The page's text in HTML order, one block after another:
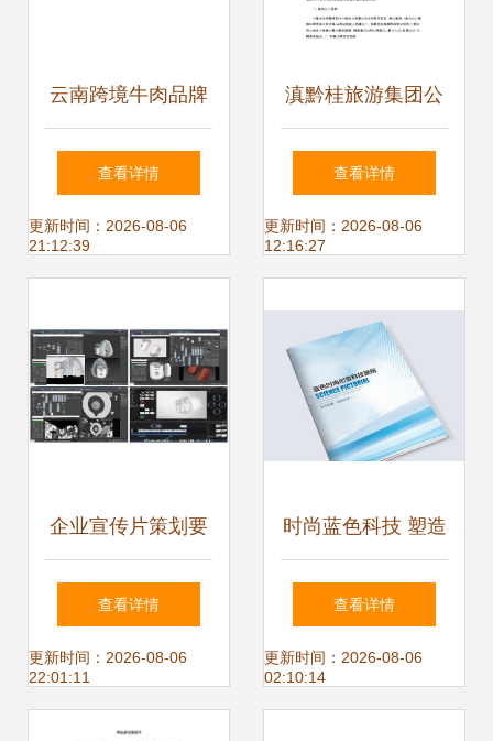
云南跨境牛肉品牌
标志设计 连接文化
与信赖的符号
查看详情
更新时间：2026-08-06
21:12:39
滇黔桂旅游集团公
司企业形象战略策
划方案
查看详情
更新时间：2026-08-06
12:16:27
企业宣传片策划要
注意的要点——山
东济南上山传媒企
业形象策划
查看详情
更新时间：2026-08-06
22:01:11
时尚蓝色科技 塑造
大气企业形象的画
册封面设计思路
查看详情
更新时间：2026-08-06
02:10:14